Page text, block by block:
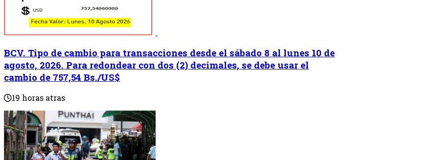
BCV. Tipo de cambio para transacciones desde el sábado 8 al lunes 10 de
agosto, 2026. Para redondear con dos (2) decimales, se debe usar el
cambio de 757,54 Bs./US$
19 horas atras